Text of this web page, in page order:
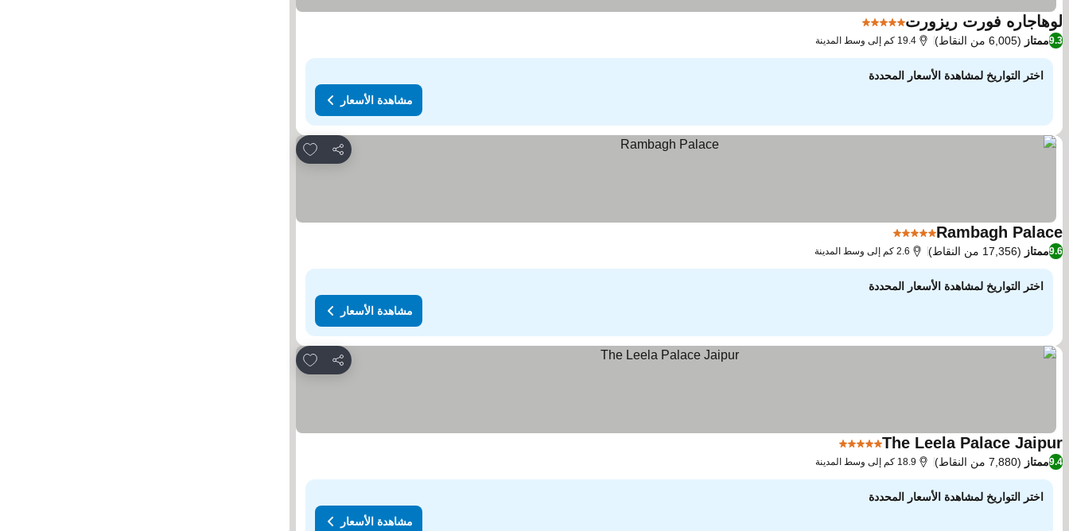
لوهاجاره فورت ريزورت5 عدد النجوم
9.3ممتاز (6,005 من النقاط) 19.4 كم إلى وسط المدينة
اختر التواريخ لمشاهدة الأسعار المحددة
مشاهدة الأسعار
مشاركة
Add to favorites
Rambagh Palace5 عدد النجوم
9.6ممتاز (17,356 من النقاط) 2.6 كم إلى وسط المدينة
اختر التواريخ لمشاهدة الأسعار المحددة
مشاهدة الأسعار
مشاركة
Add to favorites
The Leela Palace Jaipur5 عدد النجوم
9.4ممتاز (7,880 من النقاط) 18.9 كم إلى وسط المدينة
اختر التواريخ لمشاهدة الأسعار المحددة
مشاهدة الأسعار